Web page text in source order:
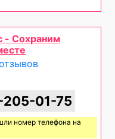
- Сохраним
01-75
номер телефона на